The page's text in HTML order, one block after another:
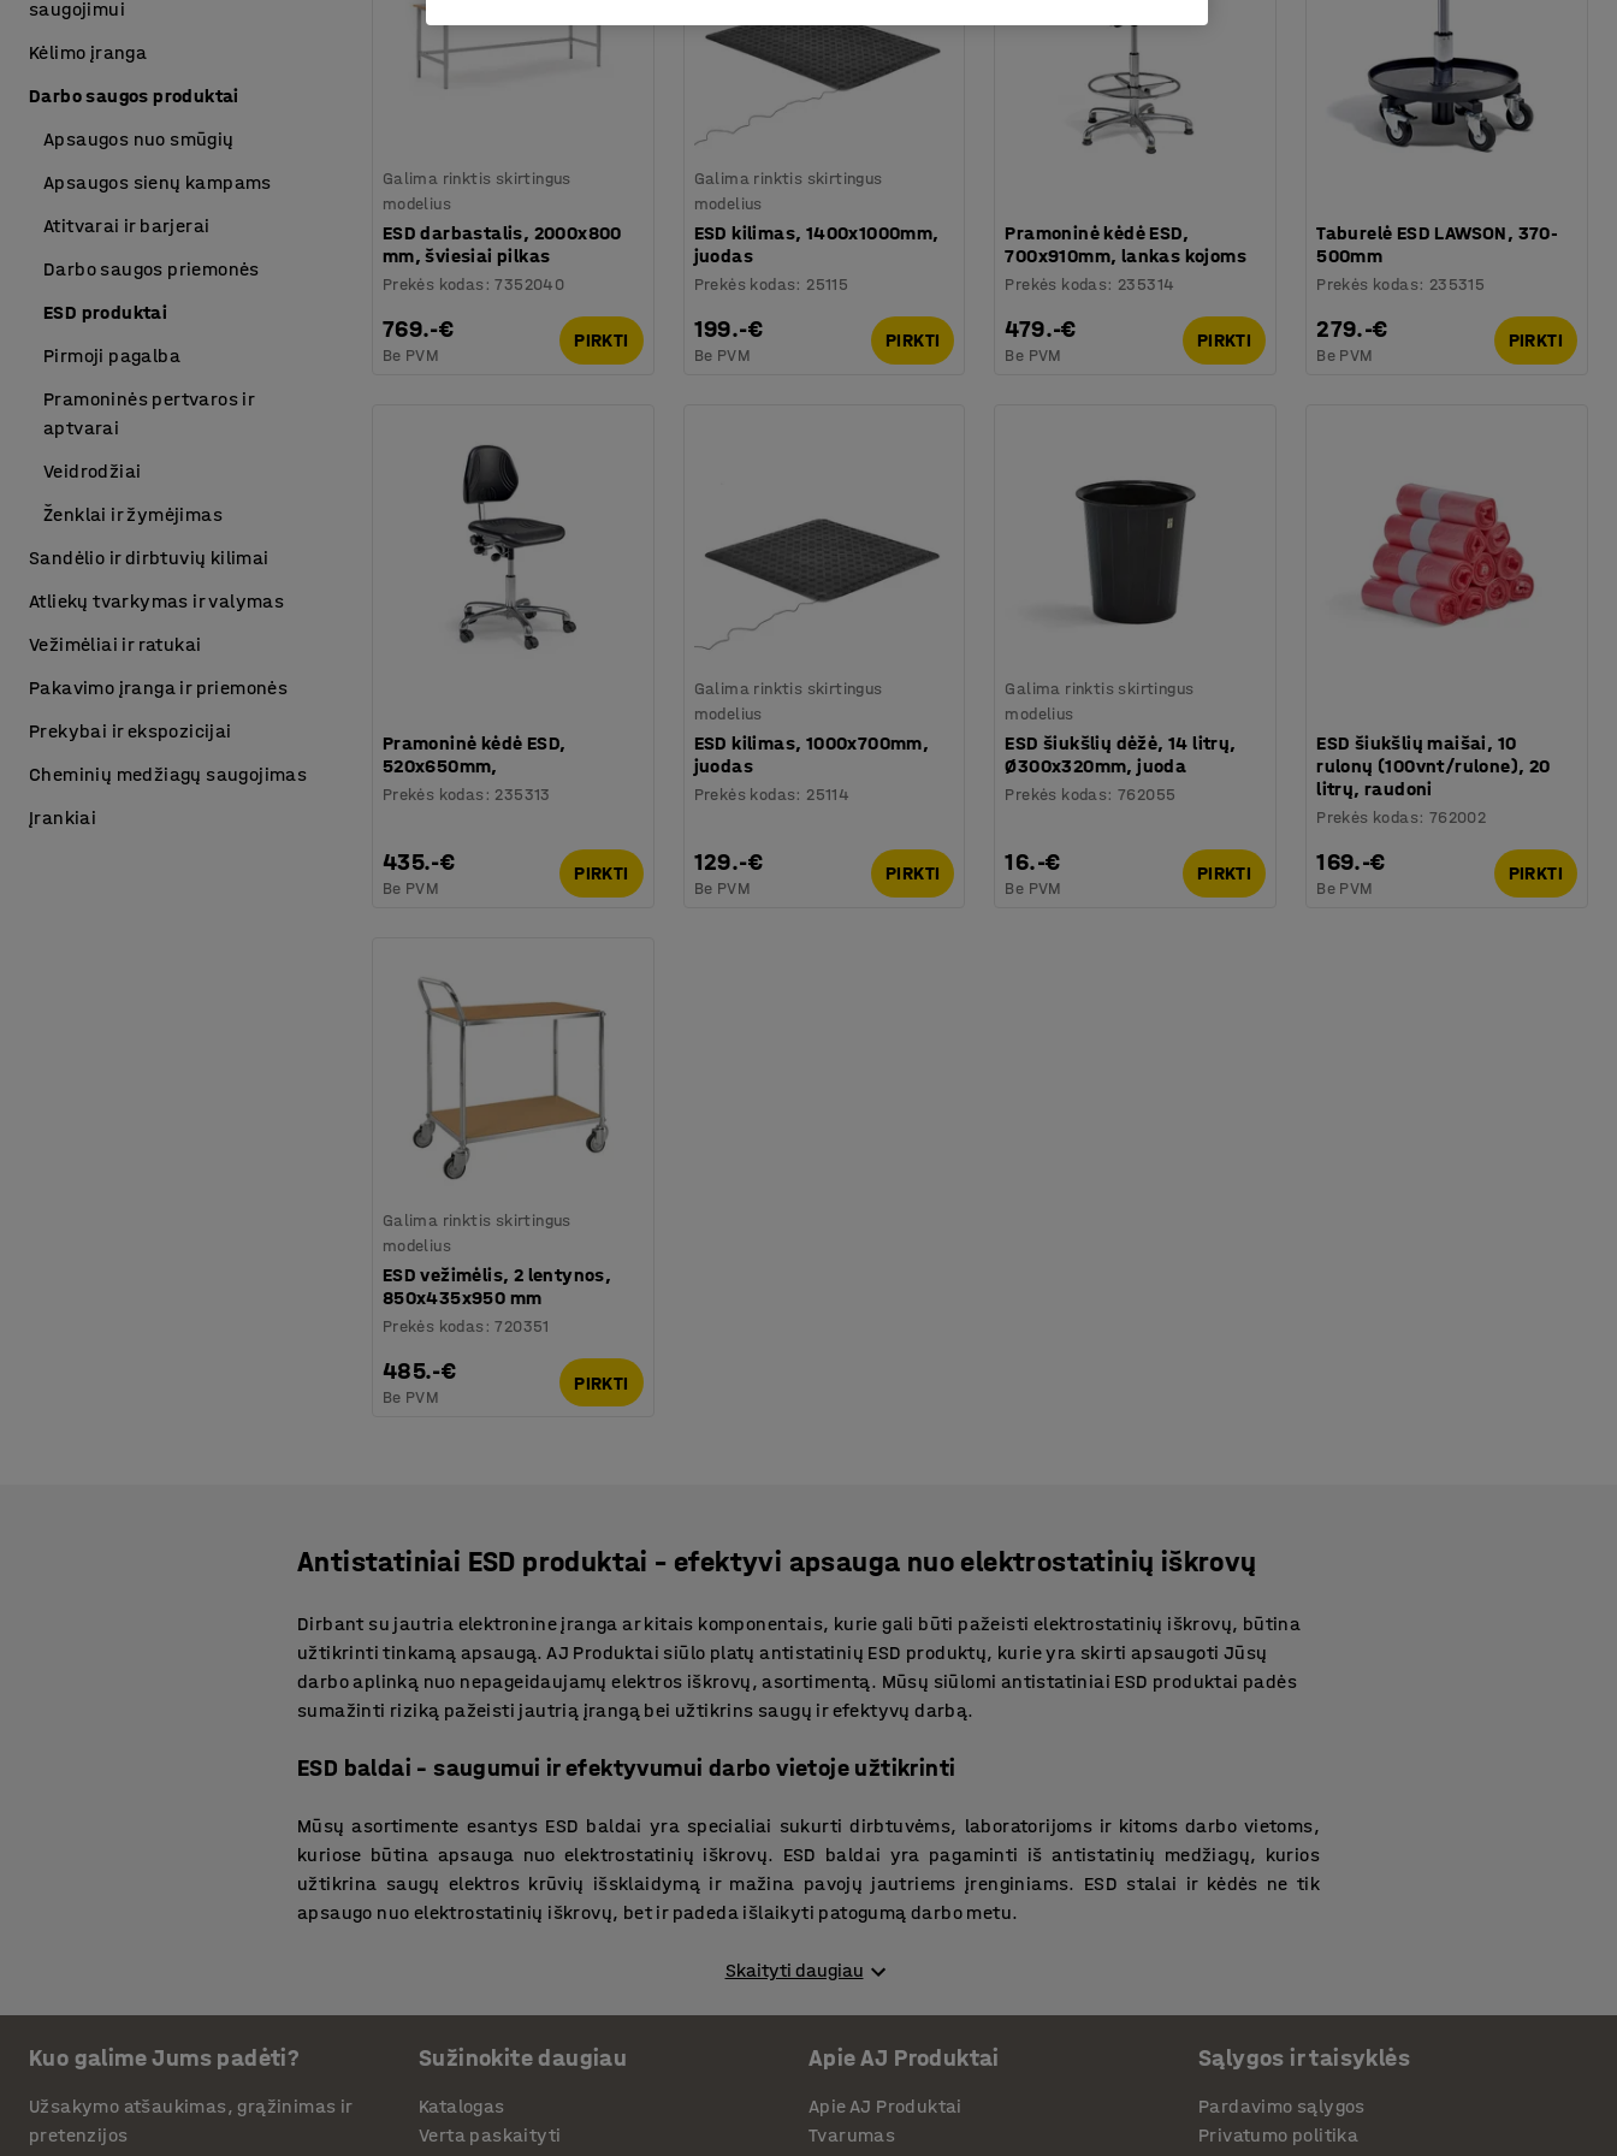
Galima rinktis skirtingus
modelius
ESD darbastalis, 2000x800
mm, šviesiai pilkas
Prekės kodas :7352040
769.-€
Be PVM
PIRKTI
Galima rinktis skirtingus
modelius
ESD kilimas, 1400x1000mm,
juodas
Prekės kodas: 25115
199.-€
Be PVM
PIRKTI
Pramoninė kėdė ESD,
700x910mm, lankas kojoms
Prekės kodas: 235314
479.-€
Be PVM
PIRKTI
Taburelė ESD LAWSON, 370-
500mm
Prekės kodas: 235315
279.-€
Be PVM
PIRKTI
Pramoninė kėdė ESD,
520x650mm,
Prekės kodas : 235313
435.-€
Be PVM
PIRKTI
Galima rinktis skirtingus
modelius
ESD kilimas, 1000x700mm,
juodas
Prekės kodas: 25114
129.-€
Be PVM
PIRKTI
Galima rinktis skirtingus
modelius
ESD šiukšlių dėžė, 14 litrų,
Ø300x320mm, juoda
Prekės kodas:762055
16.-€
Be PVM
PIRKTI
ESD šiukšlių maišai, 10
rulonų (100vnt/rulone), 20
litrų, raudoni
Prekės kodas: 762002
169.-€
Be PVM
PIRKTI
Galima rinktis skirtingus
modelius
ESD vežimėlis, 2 lentynos,
850x435x950 mm
Prekės kodas :720351
485.-€
Be PVM
PIRKTI
saugojimui
Kėlimo įranga
Darbo saugos produktai
Apsaugos nuo smūgių
Apsaugos sienų kampams
Atitvarai ir barjerai
Darbo saugos priemonės
ESD produktai
Pirmoji pagalba
Pramoninės pertvaros ir
aptvarai
Veidrodžiai
Ženklai ir žymėjimas
Sandėlio ir dirbtuvių kilimai
Atliekų tvarkymas ir valymas
Vežimėliai ir ratukai
Pakavimo įranga ir priemonės
Prekybai ir ekspozicijai
Cheminių medžiagų saugojimas
Įrankiai
Antistatiniai ESD produktai – efektyvi apsauga nuo elektrostatinių iškrovų
Dirbant su jautria elektronine įranga ar kitais komponentais, kurie gali būti pažeisti elektrostatinių iškrovų, būtina
užtikrinti tinkamą apsaugą. AJ Produktai siūlo platų antistatinių ESD produktų, kurie yra skirti apsaugoti Jūsų
darbo aplinką nuo nepageidaujamų elektros iškrovų, asortimentą. Mūsų siūlomi antistatiniai ESD produktai padės
sumažinti riziką pažeisti jautrią įrangą bei užtikrins saugų ir efektyvų darbą.
ESD baldai – saugumui ir efektyvumui darbo vietoje užtikrinti
Mūsų asortimente esantys ESD baldai yra specialiai sukurti dirbtuvėms, laboratorijoms ir kitoms darbo vietoms,
kuriose būtina apsauga nuo elektrostatinių iškrovų. ESD baldai yra pagaminti iš antistatinių medžiagų, kurios
užtikrina saugų elektros krūvių išsklaidymą ir mažina pavojų jautriems įrenginiams. ESD stalai ir kėdės ne tik
apsaugo nuo elektrostatinių iškrovų, bet ir padeda išlaikyti patogumą darbo metu.
AJ Produktai asortimente – didelis antistatinių ESD produktų pasirinkimas
Nuo ESD kilimų ir kėdžių iki apsauginių antistatinių priedų – visi šie produktai padės išvengti brangių pažeidimų ir
vieta būtų saugi, o jautri elektroninė įranga – tinkamai apsaugota. Kviečiame apžvelgti mūsų internetinės
parduotuvės asortimentą ir atrasti sprendimus, kurie geriausiai atitiks Jūsų poreikius.
Skaityti daugiau
Kuo galime Jums padėti?
Užsakymo atšaukimas, grąžinimas ir
pretenzijos
Sužinokite daugiau
Katalogas
Verta paskaityti
Apie AJ Produktai
Apie AJ Produktai
Tvarumas
Sąlygos ir taisyklės
Pardavimo sąlygos
Privatumo politika